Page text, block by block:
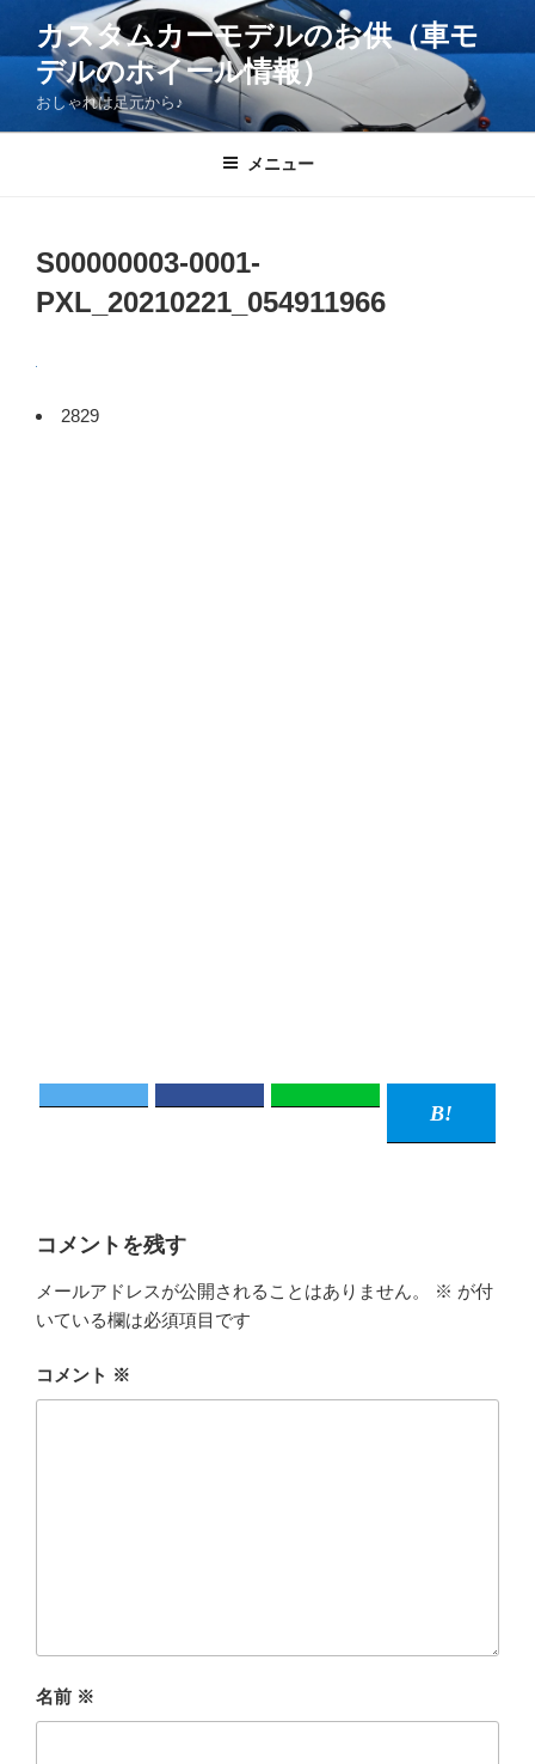
ツ
カスタムカーモデルのお供（車モ
デルのホイール情報）
おしゃれは足元から♪
メニュー
S00000003-0001-
PXL_20210221_054911966
2829
コメントを残す
メールアドレスが公開されることはありません。 ※ が付
いている欄は必須項目です
コメント ※
名前 ※